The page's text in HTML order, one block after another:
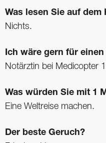
Was lesen Sie auf dem
Nichts.
Ich wäre gern für einen
Notärztin bei Medicopter
Was würden Sie mit 1
Eine Weltreise machen.
Der beste Geruch?